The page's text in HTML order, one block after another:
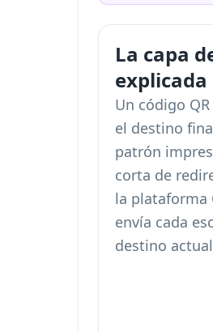
La capa
explicada
Un código
el destino
patrón
corta de
la plataforma
envía cada
destino